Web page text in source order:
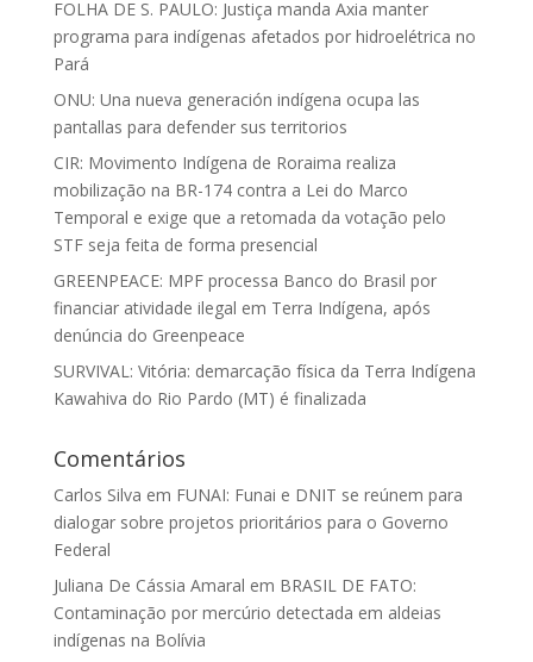
FOLHA DE S. PAULO: Justiça manda Axia manter
programa para indígenas afetados por hidroelétrica no
Pará
ONU: Una nueva generación indígena ocupa las
pantallas para defender sus territorios
CIR: Movimento Indígena de Roraima realiza
mobilização na BR-174 contra a Lei do Marco
Temporal e exige que a retomada da votação pelo
STF seja feita de forma presencial
GREENPEACE: MPF processa Banco do Brasil por
financiar atividade ilegal em Terra Indígena, após
denúncia do Greenpeace
SURVIVAL: Vitória: demarcação física da Terra Indígena
Kawahiva do Rio Pardo (MT) é finalizada
Comentários
Carlos Silva em FUNAI: Funai e DNIT se reúnem para
dialogar sobre projetos prioritários para o Governo
Federal
Juliana De Cássia Amaral em BRASIL DE FATO:
Contaminação por mercúrio detectada em aldeias
indígenas na Bolívia